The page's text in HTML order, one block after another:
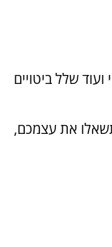
שלל ביטויים
את עצמכם,